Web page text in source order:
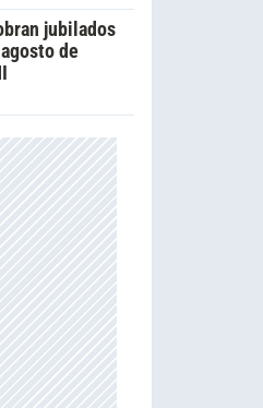
jubilados
de